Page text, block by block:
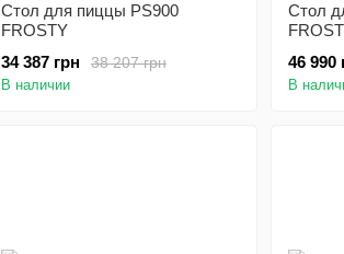
Стол для пиццы PS900
FROSTY
38 207 грн
34 387 грн
В наличии
Стол
46 990
В